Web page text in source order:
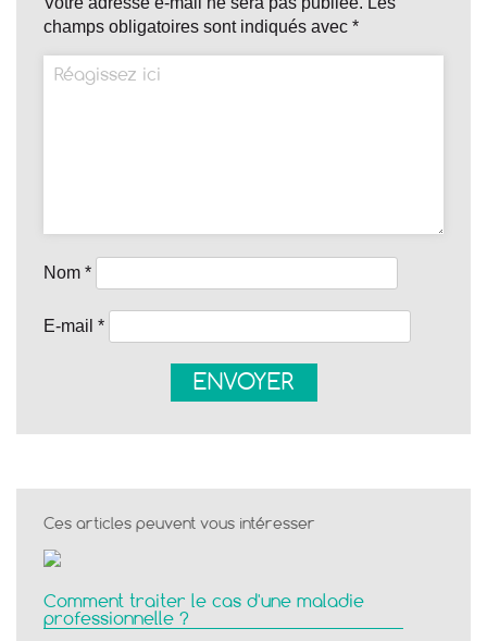
champs obligatoires sont indiqués avec *
Nom *
E-mail *
Ces articles peuvent vous intéresser
Comment traiter le cas d'une maladie
professionnelle ?